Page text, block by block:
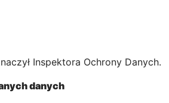
Inspektora Ochrony Danych.
danych